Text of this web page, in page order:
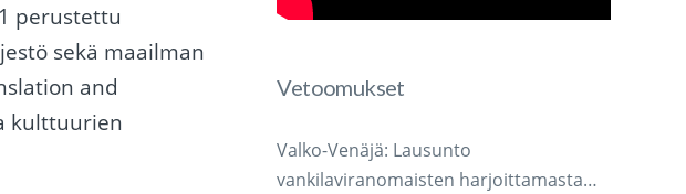
perustettu
sekä maailman
and
kulttuurien
Vetoomukset
Valko-Venäjä: Lausunto
vankilaviranomaisten harjoittamasta